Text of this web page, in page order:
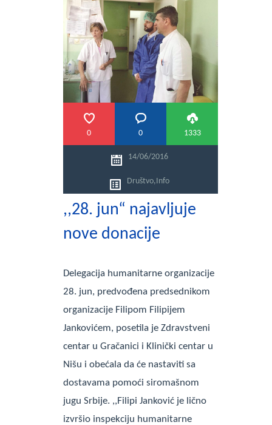
PRETRAGA
0 0 1333
14/06/2016
Društvo,Info
,,28. jun“ najavljuje
nove donacije
Delegacija humanitarne organizacije
28. jun, predvođena predsednikom
organizacije Filipom Filipijem
Jankovićem, posetila je Zdravstveni
centar u Gračanici i Klinički centar u
Nišu i obećala da će nastaviti sa
dostavama pomoći siromašnom
jugu Srbije. ,,Filipi Janković je lično
izvršio inspekciju humanitarne